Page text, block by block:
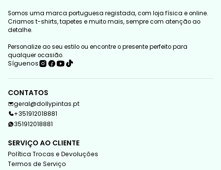
Somos uma marca portuguesa registada, com loja física e online.
Criamos t-shirts, tapetes e muito mais, sempre com atenção ao
detalhe.
Personalize ao seu estilo ou encontre o presente perfeito para
qualquer ocasião.
Síguenos
CONTATOS
geral@dollypintas.pt
+351912018881
351912018881
SERVIÇO AO CLIENTE
Política Trocas e Devoluções
Termos de Serviço